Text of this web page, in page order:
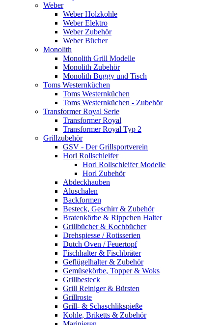
Weber
Weber Holzkohle
Weber Elektro
Weber Zubehör
Weber Bücher
Monolith
Monolith Grill Modelle
Monolith Zubehör
Monolith Buggy und Tisch
Toms Westernküchen
Toms Westernküchen
Toms Westernküchen - Zubehör
Transformer Royal Serie
Transformer Royal
Transformer Royal Typ 2
Grillzubehör
GSV - Der Grillsportverein
Horl Rollschleifer
Horl Rollschleifer Modelle
Horl Zubehör
Abdeckhauben
Aluschalen
Backformen
Besteck, Geschirr & Zubehör
Bratenkörbe & Rippchen Halter
Grillbücher & Kochbücher
Drehspiesse / Rotisserien
Dutch Oven / Feuertopf
Fischhalter & Fischbräter
Geflügelhalter & Zubehör
Gemüsekörbe, Topper & Woks
Grillbesteck
Grill Reiniger & Bürsten
Grillroste
Grill- & Schaschlikspieße
Kohle, Briketts & Zubehör